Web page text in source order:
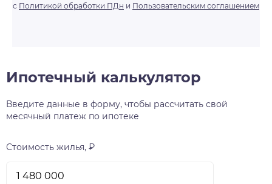
с Политикой обработки ПДн и Пользовательским соглашением
Ипотечный калькулятор
Введите данные в форму, чтобы рассчитать свой
месячный платеж по ипотеке
Стоимость жилья, ₽